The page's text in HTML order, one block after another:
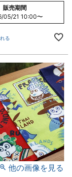
販売期間
05/21 10:00〜
る
他の画像を見る